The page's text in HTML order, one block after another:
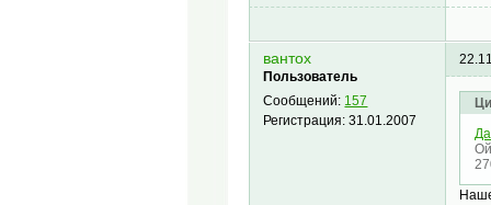
вантох
Пользователь
Сообщений: 157
Регистрация:31.01.2007